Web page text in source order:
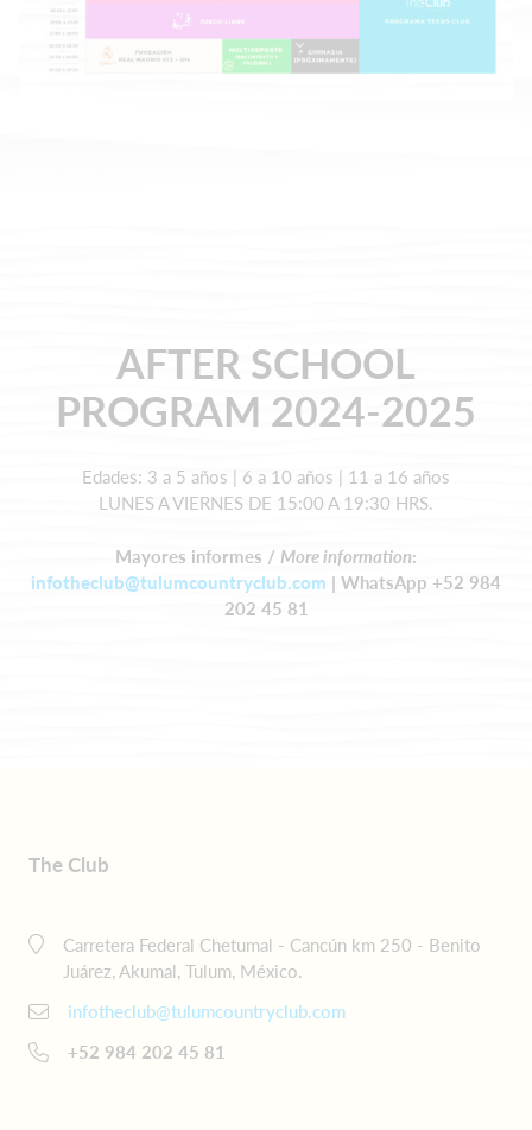
AFTER SCHOOL
PROGRAM 2024-2025
Edades: 3 a 5 años | 6 a 10 años | 11 a 16 años
LUNES A VIERNES DE 15:00 A 19:30 HRS.
Mayores informes / More information:
infotheclub@tulumcountryclub.com | WhatsApp +52 984
202 45 81
The Club
Carretera Federal Chetumal - Cancún km 250 - Benito
Juárez, Akumal, Tulum, México.
infotheclub@tulumcountryclub.com
+52 984 202 45 81